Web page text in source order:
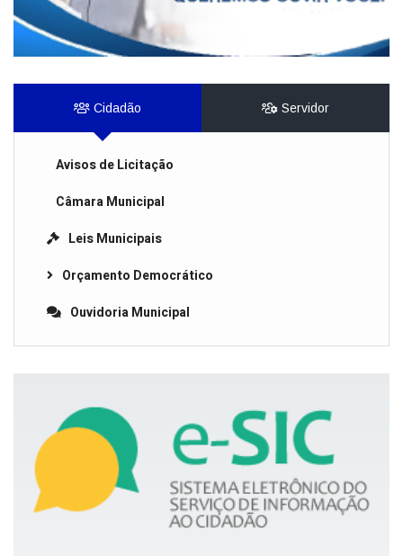
Cidadão Servidor
Avisos de Licitação
Câmara Municipal
Leis Municipais
Orçamento Democrático
Ouvidoria Municipal